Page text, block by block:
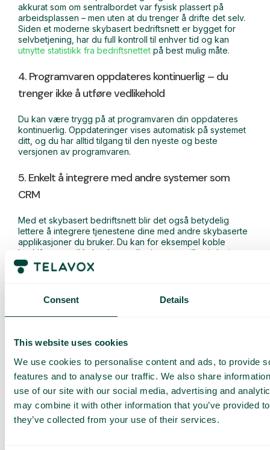
Consent Details
This website uses cookies
We use cookies to personalise content and ads, to provide
features and to analyse our traffic. We also share
use of our site with our social media, advertising and
may combine it with other information that you’ve provided
they’ve collected from your use of their services.
akkurat som om sentralbordet var fysisk plassert på
arbeidsplassen – men uten at du trenger å drifte det selv.
Siden et moderne skybasert bedriftsnett er bygget for
selvbetjening, har du full kontroll til enhver tid og kan
utnytte statistikk fra bedriftsnettet på best mulig måte.
4. Programvaren oppdateres kontinuerlig – du
trenger ikke å utføre vedlikehold
Du kan være trygg på at programvaren din oppdateres
kontinuerlig. Oppdateringer vises automatisk på systemet
ditt, og du har alltid tilgang til den nyeste og beste
versjonen av programvaren.
5. Enkelt å integrere med andre systemer som
CRM
Med et skybasert bedriftsnett blir det også betydelig
lettere å integrere tjenestene dine med andre skybaserte
applikasjoner du bruker. Du kan for eksempel koble
bedriftsnettet til kalenderen eller i ntegrere IP-telefoni,
CRM og kundestøtte
bedriftsnett er rett og slett en moderne hub for
tydelige konkurransefordelar.
produktiviteten
Med et virtuelt bedriftsnett får teamet ditt også bedre
forutsetninger for internt samarbeid, og du vil oppleve
høyere produktivitet. Ved hjelp av en rekke funksjoner
som chat, videokonferanser og integrasjoner med andre
systemer, blir arbeidsdagene både enklere og mer
effektive.